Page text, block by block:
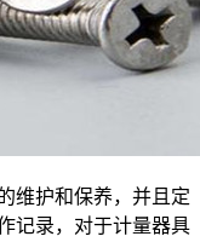
护和保养，并且定
记录，对于计量器具